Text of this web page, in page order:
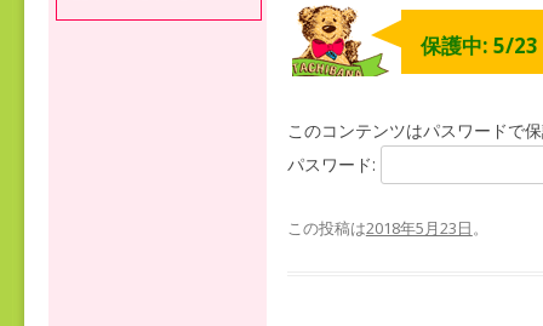
保護中: 5/23
このコンテンツはパスワードで
パスワード:
この投稿は2018年5月23日。